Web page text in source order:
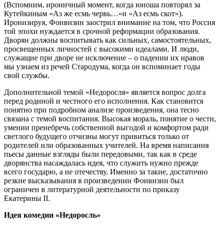
(Вспомним, ироничный момент, когда юноша повторял за
Кутейкиным «Аз же есмь червь…»и «Аз есмь скот»).
Иронизируя, Фонвизин заострил внимание на том, что Россия
той эпохи нуждается в срочной реформации образования.
Дворян должны воспитывать как сильных, самостоятельных,
просвещенных личностей с высокими идеалами. И люди,
служащие при дворе не исключение – о падении их нравов
мы узнаем из речей Стародума, когда он вспоминает годы
свой службы.
Дополнительной темой «Недоросля» является вопрос долга
перед родиной и честного его исполнения. Как становится
понятно при подробном анализе произведения, она тесно
связана с темой воспитания. Высокая мораль, понятие о чести,
умении пренебречь собственной выгодой и комфортом ради
светлого будущего отчизны могут привиться только от
родителей или образованных учителей. На время написания
пьесы данные взгляды были передовыми, так как в среде
дворянства насаждалась идея, что служить нужно прежде
всего государю, а не отечеству. Именно за такие, достаточно
резкие высказывания в произведении Фонвизин был
ограничен в литературной деятельности по приказу
Екатерины ІІ.
Идея комедии «Недоросль»